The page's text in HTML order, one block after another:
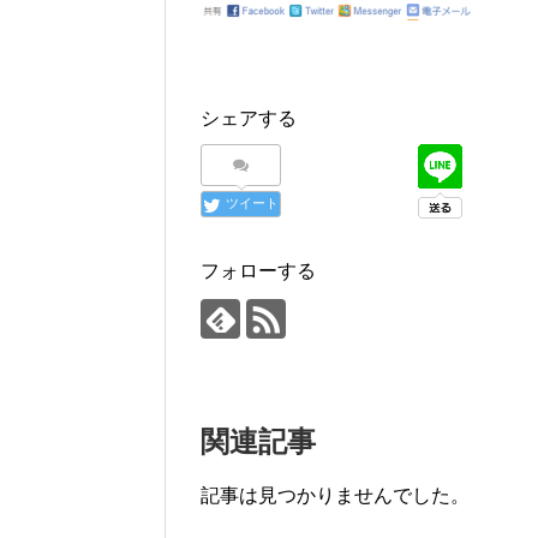
シェアする
ツイート
フォローする
関連記事
記事は見つかりませんでした。